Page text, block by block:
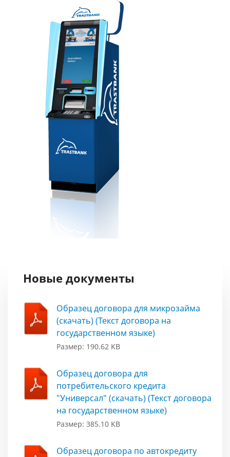
Новые документы
Образец договора для микрозайма
(скачать) (Текст договора на
государственном языке)
Размер: 190.62 KB
Образец договора для
потребительского кредита
"Универсал" (скачать) (Текст договора
на государственном языке)
Размер: 385.10 KB
Образец договора по автокредиту